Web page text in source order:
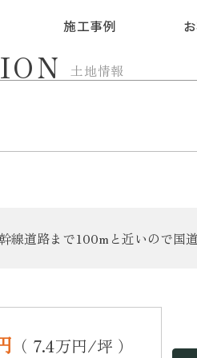
施工事例
土地情報
線道路まで100mと近いので国
（ 7.4万円/坪 ）